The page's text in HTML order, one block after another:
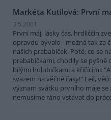
Markéta Kutilová: První
3.5.2001
První máj, lásky čas, hrdliččin
opravdu bývalo - možná tak za
našich prababiček. Poté, co se
prababičkami, chodily se pyšně
bílými holubičkami a křičícími:
svazem na věčné časy!" Leč,
význam svátku prvního máje se
nemusíme ráno vstávat do